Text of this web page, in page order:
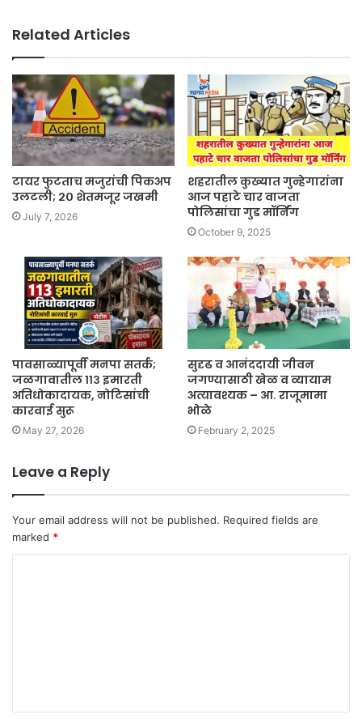
Related Articles
टायर फुटताच मजुरांची पिकअप
उलटली; २० शेतमजूर जखमी
July 7, 2026
शहरातील कुख्यात गुन्हेगारांना
आज पहाटे चार वाजता
पोलिसांचा गुड मॉर्निंग
October 9, 2025
पावसाळ्यापूर्वी मनपा सतर्क;
जळगावातील ११३ इमारती
अतिधोकादायक, नोटिसांची
कारवाई सुरू
May 27, 2026
सुदृढ व आनंददायी जीवन
जगण्यासाठी खेळ व व्यायाम
अत्यावश्यक – आ. राजूमामा
भोळे
February 2, 2025
Leave a Reply
Your email address will not be published. Required fields are
marked *
t